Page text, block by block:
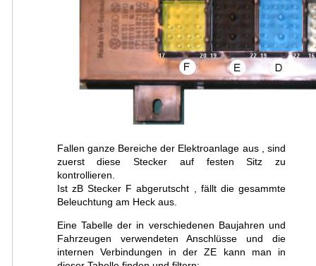
Fallen ganze Bereiche der Elektroanlage aus , sind
zuerst diese Stecker auf festen Sitz zu
kontrollieren.
Ist zB Stecker F abgerutscht , fällt die gesammte
Beleuchtung am Heck aus.
Eine Tabelle der in verschiedenen Baujahren und
Fahrzeugen verwendeten Anschlüsse und die
internen Verbindungen in der ZE kann man in